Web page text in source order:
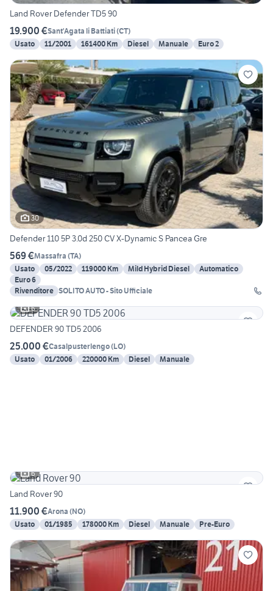
Land Rover Defender TD5 90
19.900 €Sant'Agata li Battiati(CT)
Usato
11/2001 161400 Km Diesel Manuale Euro 2
30
Defender 110 5P 3.0d 250 CV X-Dynamic S Pancea Gre
569 €Massafra (TA)
Usato
05/2022 119000 Km Mild Hybrid Diesel
Automatico
Euro 6
Rivenditore SOLITO AUTO - Sito Ufficiale
6
DEFENDER 90 TD5 2006
25.000 €Casalpusterlengo(LO)
Usato
01/2006 220000 Km Diesel Manuale
6
Land Rover 90
11.900 €Arona (NO)
Usato
01/1985 178000 Km Diesel Manuale Pre-Euro